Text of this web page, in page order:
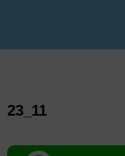
23_11